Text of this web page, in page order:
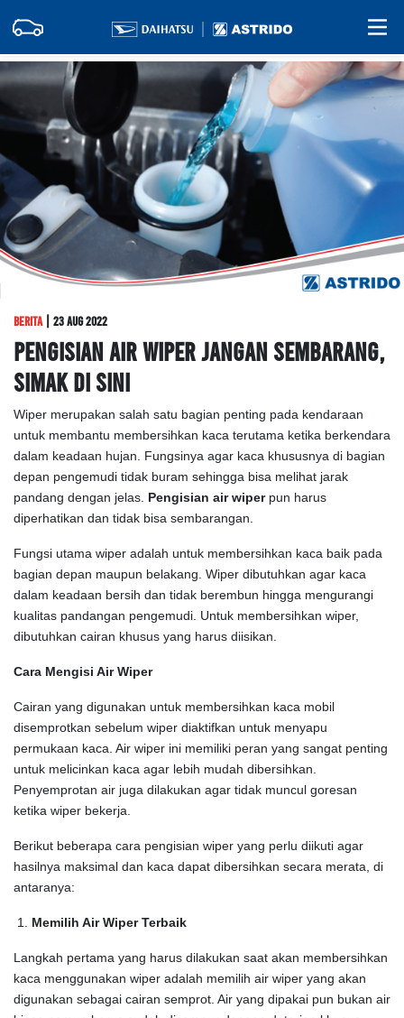
berita | 23 Aug 2022
Pengisian Air Wiper Jangan Sembarang,
Simak Di Sini
Wiper merupakan salah satu bagian penting pada kendaraan
untuk membantu membersihkan kaca terutama ketika berkendara
dalam keadaan hujan. Fungsinya agar kaca khususnya di bagian
depan pengemudi tidak buram sehingga bisa melihat jarak
pandang dengan jelas. Pengisian air wiperpun harus
diperhatikan dan tidak bisa sembarangan.
Fungsi utama wiper adalah untuk membersihkan kaca baik pada
bagian depan maupun belakang. Wiper dibutuhkan agar kaca
dalam keadaan bersih dan tidak berembun hingga mengurangi
kualitas pandangan pengemudi. Untuk membersihkan wiper,
dibutuhkan cairan khusus yang harus diisikan.
Cara Mengisi Air Wiper
Cairan yang digunakan untuk membersihkan kaca mobil
disemprotkan sebelum wiper diaktifkan untuk menyapu
permukaan kaca. Air wiper ini memiliki peran yang sangat penting
untuk melicinkan kaca agar lebih mudah dibersihkan.
Penyemprotan air juga dilakukan agar tidak muncul goresan
ketika wiper bekerja.
Berikut beberapa cara pengisian wiper yang perlu diikuti agar
hasilnya maksimal dan kaca dapat dibersihkan secara merata, di
antaranya:
Memilih Air Wiper Terbaik
Langkah pertama yang harus dilakukan saat akan membersihkan
kaca menggunakan wiper adalah memilih air wiper yang akan
digunakan sebagai cairan semprot. Air yang dipakai pun bukan air